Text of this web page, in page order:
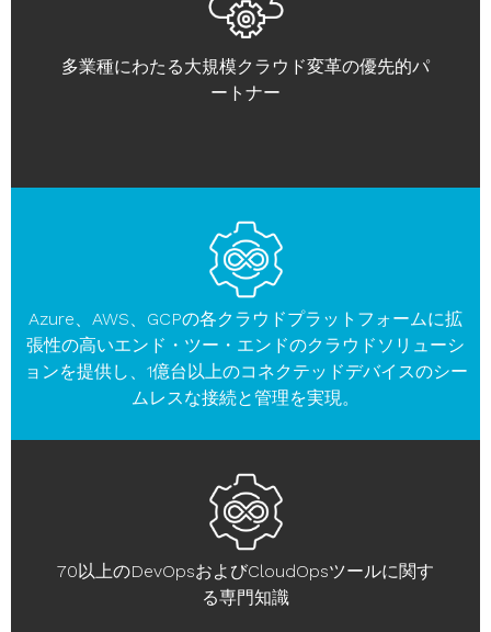
多業種にわたる大規模クラウド変革の優先的パ
ートナー
Azure、AWS、GCPの各クラウドプラットフォームに拡
張性の高いエンド・ツー・エンドのクラウドソリューシ
ョンを提供し、1億台以上のコネクテッドデバイスのシー
ムレスな接続と管理を実現。
70以上のDevOpsおよびCloudOpsツールに関す
る専門知識